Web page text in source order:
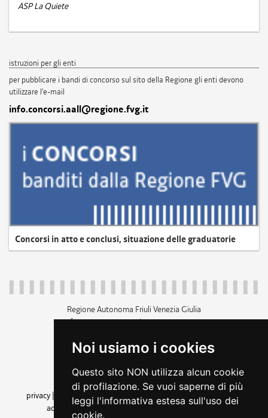
Noi usiamo i cookies
Questo sito NON utilizza alcun cookie
di profilazione. Se vuoi saperne di più
leggi l'informativa estesa sull'uso dei
cookie.
ASP La Quiete
istruzioni per gli enti
per pubblicare i bandi di concorso sul sito della Regione gli enti devono
utilizzare l'e-mail
info.concorsi.aall@regione.fvg.it
Concorsi in atto e conclusi, situazione delle graduatorie
Regione Autonoma Friuli Venezia Giulia
c.f. 80014930327; p.iva 00526040324
+39 040 3771111
amministrazione trasparente
privacy
cookie |note legali accessibilità
dichiarazione di
accessibilità| feedback cambio preferenze cookie